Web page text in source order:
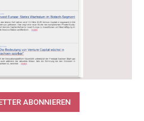
ABONNIEREN